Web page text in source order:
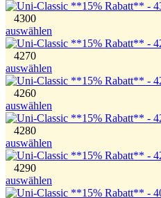
4300
auswählen
4270
auswählen
4260
auswählen
4280
auswählen
4290
auswählen